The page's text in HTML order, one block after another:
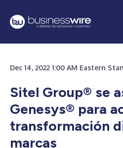
Dec 14, 2022 1:00 AM Eastern
Sitel Group® se
Genesys® para
transformación
marcas